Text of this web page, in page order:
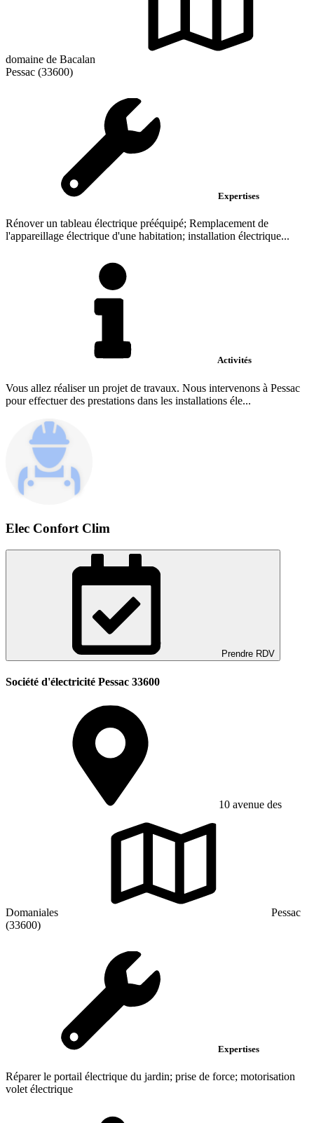
domaine de Bacalan
Pessac (33600)
Expertises
Rénover un tableau électrique prééquipé; Remplacement de
l'appareillage électrique d'une habitation; installation électrique...
Activités
Vous allez réaliser un projet de travaux. Nous intervenons à Pessac
pour effectuer des prestations dans les installations éle...
Elec Confort Clim
Prendre RDV
Société d'électricité Pessac 33600
10 avenue des
Domaniales
Pessac
(33600)
Expertises
Réparer le portail électrique du jardin; prise de force; motorisation
volet électrique